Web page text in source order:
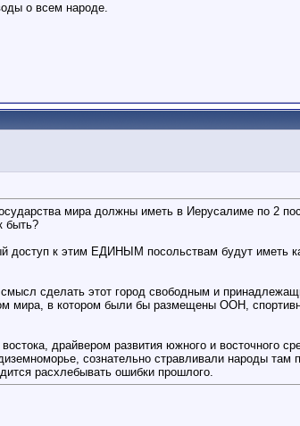
о всем народе.
мира должны иметь в Иерусалиме по 2
быть?
доступ к этим ЕДИНЫМ посольствам будут иметь
сделать этот город свободным и
мира, в котором были бы размещены ООН,
драйвером развития южного и восточного
сознательно стравливали народы
расхлебывать ошибки прошлого.